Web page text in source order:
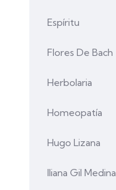
Espíritu
Flores De Bach
Herbolaria
Homeopatía
Hugo Lizana
Iliana Gil Medina